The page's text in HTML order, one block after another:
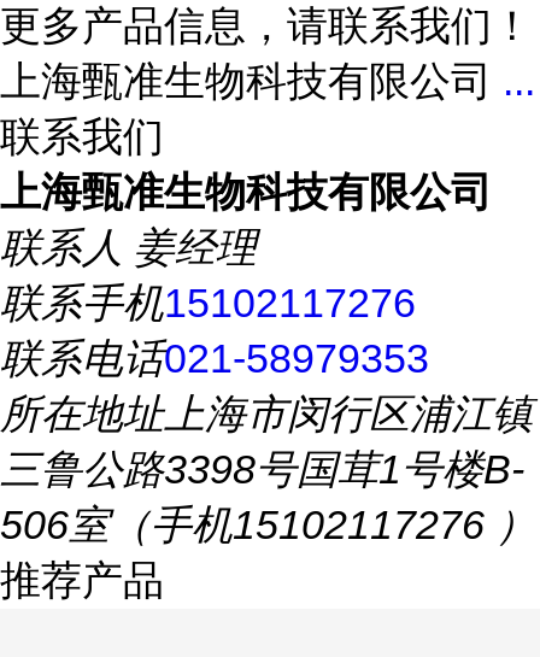
更多产品信息，请联系我们！
上海甄准生物科技有限公司 ...
联系我们
上海甄准生物科技有限公司
联系人 姜经理
联系手机15102117276
联系电话021-58979353
所在地址上海市闵行区浦江镇
三鲁公路3398号国茸1号楼B-
506室（手机15102117276 ）
推荐产品